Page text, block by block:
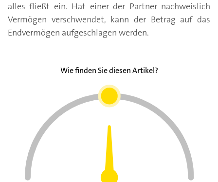
alles fließt ein. Hat einer der Partner nachweislich
Vermögen verschwendet, kann der Betrag auf das
Endvermögen aufgeschlagen werden.
Wie finden Sie diesen Artikel?